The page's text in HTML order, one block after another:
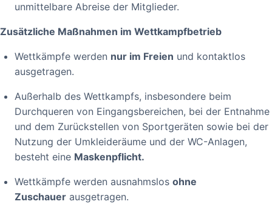
unmittelbare Abreise der Mitglieder.
Zusätzliche Maßnahmen im Wettkampfbetrieb
Wettkämpfe werden nur im Freien und kontaktlos
ausgetragen.
Außerhalb des Wettkampfs, insbesondere beim
Durchqueren von Eingangsbereichen, bei der Entnahme
und dem Zurückstellen von Sportgeräten sowie bei der
Nutzung der Umkleideräume und der WC-Anlagen,
besteht eine Maskenpflicht.
Wettkämpfe werden ausnahmslos ohne
Zuschauer ausgetragen.